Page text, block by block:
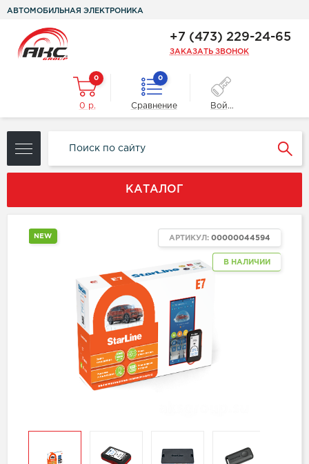
АВТОМОБИЛЬНАЯ ЭЛЕКТРОНИКА
+7 (473) 229-24-65
ЗАКАЗАТЬ ЗВОНОК
0
0 р.
0
Сравнение Войти
КАТАЛОГ
NEW
В НАЛИЧИИ
АРТИКУЛ: 00000044594